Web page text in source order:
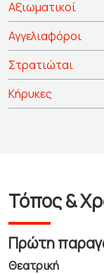
Αξιωματικοί
Αγγελιαφόροι
Στρατιώται
Κήρυκες
Τόπος &
Πρώτη
Θεατρική